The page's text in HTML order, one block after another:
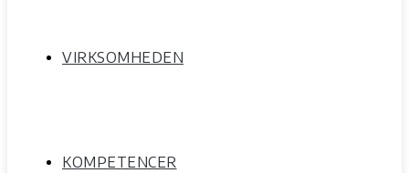
VIRKSOMHEDEN
KOMPETENCER